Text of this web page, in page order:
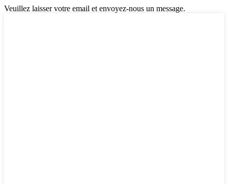
Veuillez laisser votre email et envoyez-nous un message.